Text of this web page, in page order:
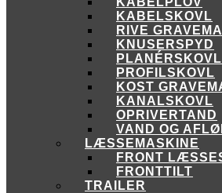
KABELSKOVL
RIVE
KNUSERSPYD
PLANÉRSKOVL
PROFILSKOVL
KOST
KANALSKOVL
OPRIVERTAND
VAND OG
LÆSSEMASKINE
FRONT
FRONTTILT
TRAILER